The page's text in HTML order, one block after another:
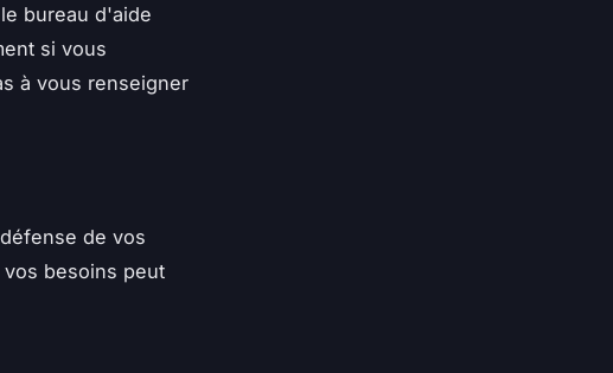
bureau d'aide
si vous
à vous renseigner
de vos
besoins peut